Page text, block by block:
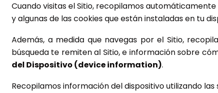
Cuando visitas el Sitio, recopilamos
y algunas de las cookies que están instaladas en tu
Además, a medida que navegas por el Sitio,
búsqueda te remiten al Sitio, e información sobre
del Dispositivo (device information).
Recopilamos información del dispositivo utilizando